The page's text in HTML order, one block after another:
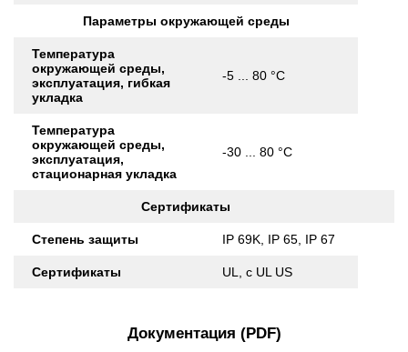
Параметры окружающей среды
Температура
окружающей среды,
эксплуатация, гибкая
укладка
-5 ... 80 °C
Температура
окружающей среды,
эксплуатация,
стационарная укладка
-30 ... 80 °C
Сертификаты
Степень защиты IP 69K, IP 65, IP 67
Сертификаты UL, c UL US
Документация (PDF)